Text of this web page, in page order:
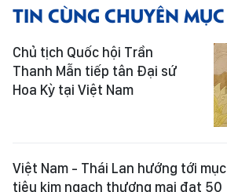
TIN CÙNG CHUYÊN MỤC
Chủ tịch Quốc hội Trần
Thanh Mẫn tiếp tân Đại sứ
Hoa Kỳ tại Việt Nam
Việt Nam - Thái Lan hướng tới mục
tiêu kim ngạch thương mại đạt 50